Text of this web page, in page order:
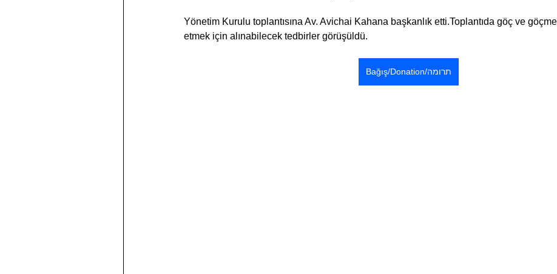
Yönetim Kurulu toplantısına Av. Avichai Kahana başkanlık etti.Toplantıda göç ve
etmek için alınabilecek tedbirler görüşüldü.
Bağış/Donation/תרומה